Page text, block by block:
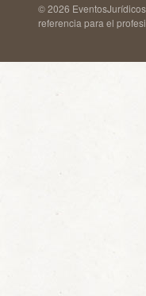
© 2026
referencia para el